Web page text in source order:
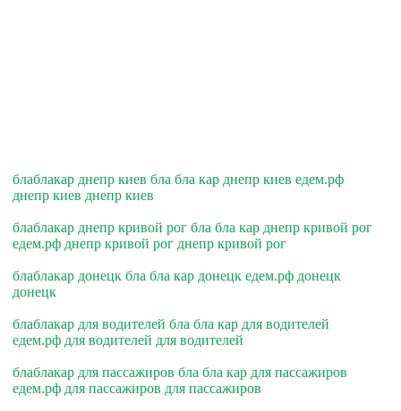
блаблакар днепр киев бла бла кар днепр киев едем.рф
днепр киев днепр киев
блаблакар днепр кривой рог бла бла кар днепр кривой рог
едем.рф днепр кривой рог днепр кривой рог
блаблакар донецк бла бла кар донецк едем.рф донецк
донецк
блаблакар для водителей бла бла кар для водителей
едем.рф для водителей для водителей
блаблакар для пассажиров бла бла кар для пассажиров
едем.рф для пассажиров для пассажиров